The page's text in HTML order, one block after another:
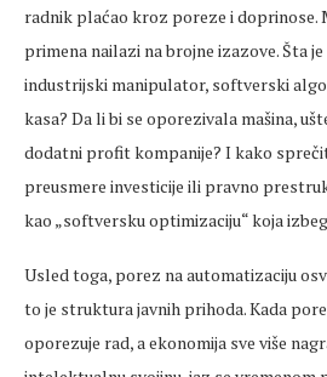
radnik plaćao kroz poreze i doprinose.
primena nailazi na brojne izazove. Šta
industrijski manipulator, softverski
kasa? Da li bi se oporezivala mašina,
dodatni profit kompanije? I kako
preusmere investicije ili pravno
kao „softversku optimizaciju“ koja
Usled toga, porez na automatizaciju
to je struktura javnih prihoda. Kada
oporezuje rad, a ekonomija sve više